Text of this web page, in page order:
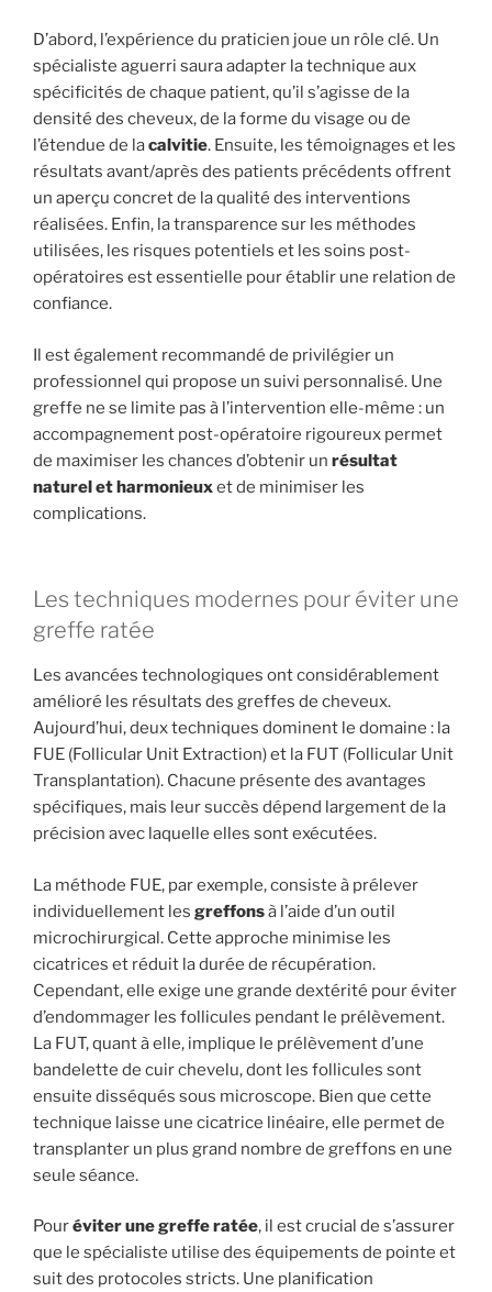
D’abord, l’expérience du praticien joue un rôle clé. Un
spécialiste aguerri saura adapter la technique aux
spécificités de chaque patient, qu’il s’agisse de la
densité des cheveux, de la forme du visage ou de
l’étendue de lacalvitie. Ensuite, les témoignages et les
résultats avant/après des patients précédents offrent
un aperçu concret de la qualité des interventions
réalisées. Enfin, la transparence sur les méthodes
utilisées, les risques potentiels et les soins post-
opératoires est essentielle pour établir une relation de
confiance.
Il est également recommandé de privilégier un
professionnel qui propose un suivi personnalisé. Une
greffe ne se limite pas à l’intervention elle-même : un
accompagnement post-opératoire rigoureux permet
de maximiser les chances d’obtenir un résultat
naturel et harmonieuxet de minimiser les
complications.
Les techniques modernes pour éviter une
greffe ratée
Les avancées technologiques ont considérablement
amélioré les résultats des greffes de cheveux.
Aujourd’hui, deux techniques dominent le domaine : la
FUE (Follicular Unit Extraction) et la FUT (Follicular Unit
Transplantation). Chacune présente des avantages
spécifiques, mais leur succès dépend largement de la
précision avec laquelle elles sont exécutées.
La méthode FUE, par exemple, consiste à prélever
individuellement les greffonsà l’aide d’un outil
microchirurgical. Cette approche minimise les
cicatrices et réduit la durée de récupération.
Cependant, elle exige une grande dextérité pour éviter
d’endommager les follicules pendant le prélèvement.
La FUT, quant à elle, implique le prélèvement d’une
bandelette de cuir chevelu, dont les follicules sont
ensuite disséqués sous microscope. Bien que cette
technique laisse une cicatrice linéaire, elle permet de
transplanter un plus grand nombre de greffons en une
seule séance.
Pouréviter une greffe ratée, il est crucial de s’assurer
que le spécialiste utilise des équipements de pointe et
suit des protocoles stricts. Une planification